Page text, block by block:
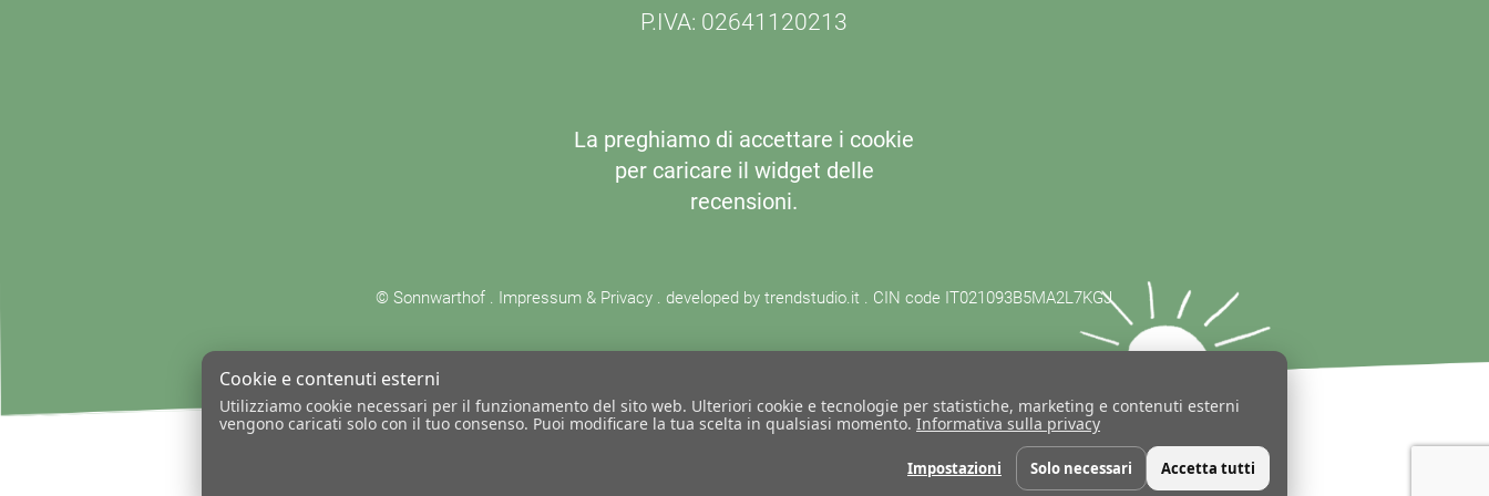
P.IVA: 02641120213
La preghiamo di accettare i cookie
per caricare il widget delle
recensioni.
© Sonnwarthof . Impressum & Privacy . developed bytrendstudio.it . CIN code IT021093B5MA2L7KGJ
Cookie e contenuti esterni
Utilizziamo cookie necessari per il funzionamento del sito web. Ulteriori cookie e tecnologie per statistiche, marketing e contenuti esterni
vengono caricati solo con il tuo consenso. Puoi modificare la tua scelta in qualsiasi momento. Informativa sulla privacy
Impostazioni Solo necessari Accetta tutti